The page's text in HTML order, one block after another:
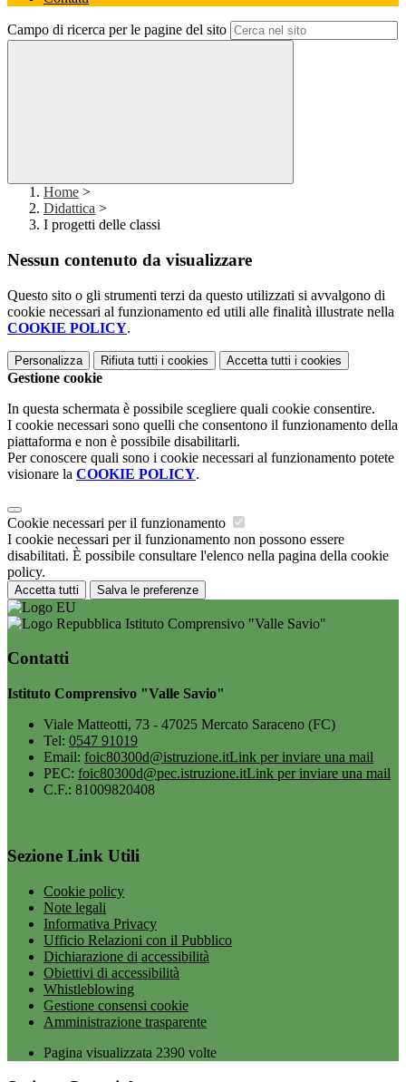
Campo di ricerca per le pagine del sito
Home >
Didattica >
I progetti delle classi
Nessun contenuto da visualizzare
Questo sito o gli strumenti terzi da questo utilizzati si avvalgono di
cookie necessari al funzionamento ed utili alle finalità illustrate nella
COOKIE POLICY.
Personalizza Rifiuta tutti i cookies Accetta tutti i cookies
Gestione cookie
In questa schermata è possibile scegliere quali cookie consentire.
I cookie necessari sono quelli che consentono il funzionamento della
piattaforma e non è possibile disabilitarli.
Per conoscere quali sono i cookie necessari al funzionamento potete
visionare la COOKIE POLICY.
Cookie necessari per il funzionamento
I cookie necessari per il funzionamento non possono essere
disabilitati. È possibile consultare l'elenco nella pagina della cookie
policy.
Accetta tutti Salva le preferenze
Istituto Comprensivo "Valle Savio"
Contatti
Istituto Comprensivo "Valle Savio"
Viale Matteotti, 73 - 47025 Mercato Saraceno (FC)
Tel: 0547 91019
Email: foic80300d@istruzione.itLink per inviare una mail
PEC: foic80300d@pec.istruzione.itLink per inviare una mail
C.F.: 81009820408
Sezione Link Utili
Cookie policy
Note legali
Informativa Privacy
Ufficio Relazioni con il Pubblico
Dichiarazione di accessibilità
Obiettivi di accessibilità
Whistleblowing
Gestione consensi cookie
Amministrazione trasparente
Pagina visualizzata 2390 volte